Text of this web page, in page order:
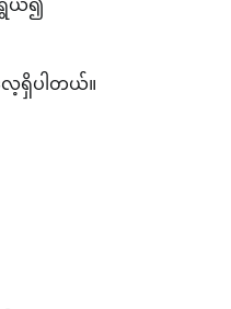
ယ်၍
ရှိပါတယ်။